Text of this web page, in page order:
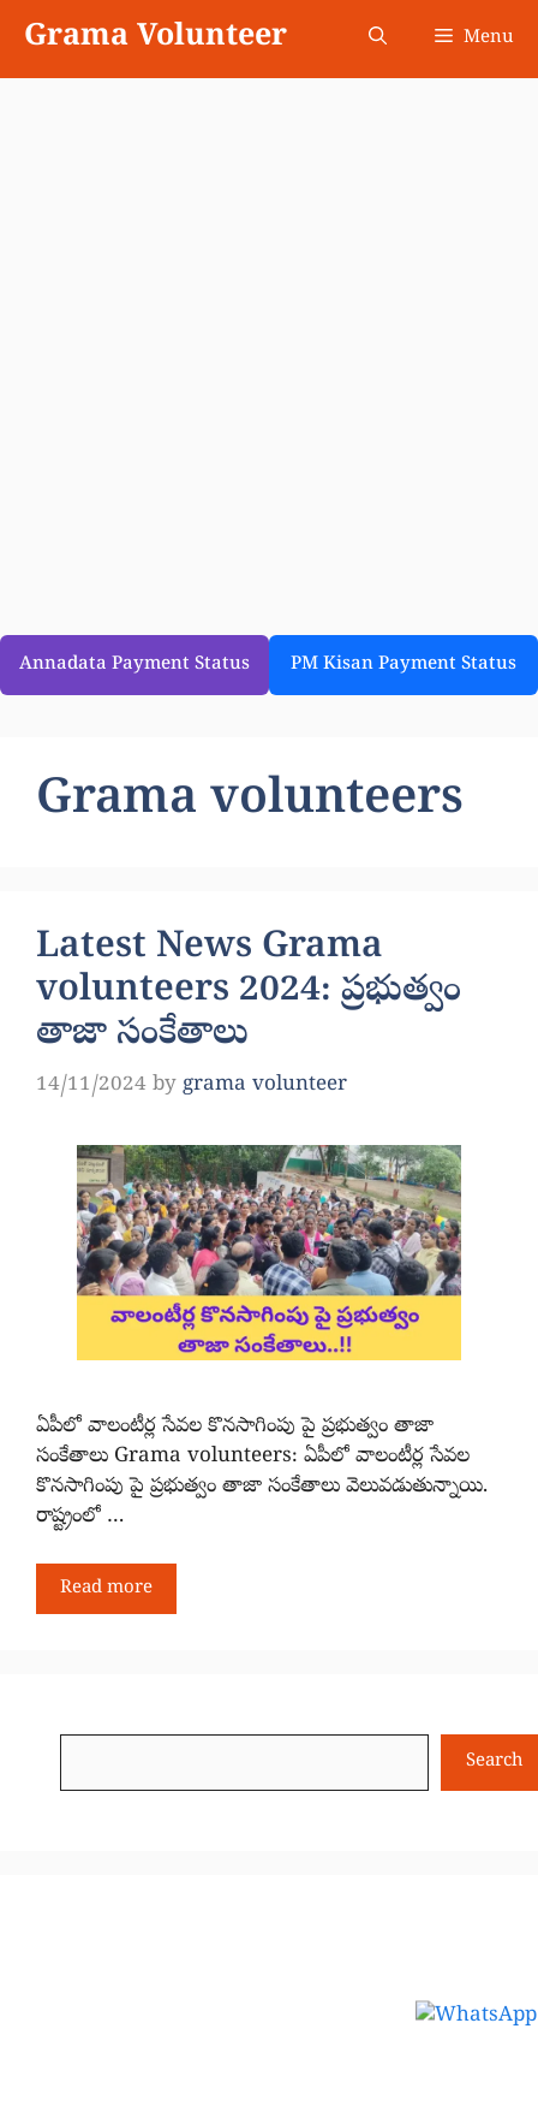
content
Grama Volunteer Menu
Annadata Payment Status PM Kisan Payment Status
Grama volunteers
Latest News Grama
volunteers 2024: ప్రభుత్వం
తాజా సంకేతాలు
14/11/2024 by grama volunteer
ఏపీలో వాలంటీర్ల సేవల కొనసాగింపు పై ప్రభుత్వం తాజా
సంకేతాలు Grama volunteers: ఏపీలో వాలంటీర్ల సేవల
కొనసాగింపు పై ప్రభుత్వం తాజా సంకేతాలు వెలువడుతున్నాయి.
రాష్ట్రంలో …
Read more
Search